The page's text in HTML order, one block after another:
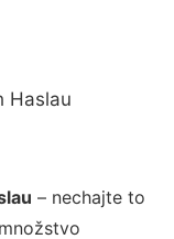
– nechajte to